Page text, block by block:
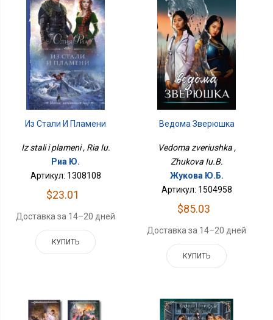
Из Стали И Пламени
Iz stali i plameni , Ria Iu.
Риа Ю.
Артикул: 1308108
$23.01
Доставка за 14–20 дней
КУПИТЬ
Ведома Зверюшка
Vedoma zveriushka ,
Zhukova Iu.B.
Жукова Ю.Б.
Артикул: 1504958
$85.03
Доставка за 14–20 дней
КУПИТЬ